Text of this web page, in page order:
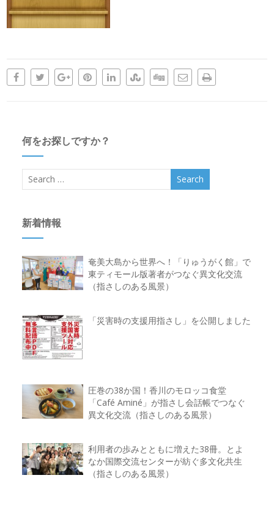
何をお探しですか？
新着情報
奄美大島から世界へ！「りゅうがく館」で
東ティモール版著者がつなぐ異文化交流
（指さしのある風景）
「災害時の支援用指さし」を公開しました
圧巻の38か国！香川のモロッコ食堂
「Café Aminé」が指さし会話帳でつなぐ
異文化交流（指さしのある風景）
利用者の歩みとともに増えた38冊。とよ
なか国際交流センターが紡ぐ多文化共生
（指さしのある風景）